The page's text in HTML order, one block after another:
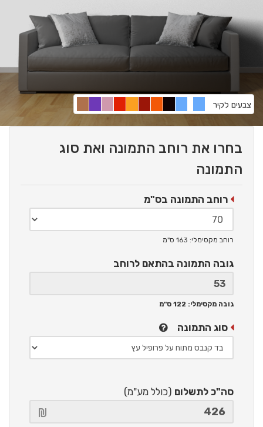
צבעים לקיר
בחרו את רוחב התמונה ואת סוג
התמונה
רוחב התמונה בס"מ
רוחב מקסימלי: 163 ס"מ
גובה התמונה בהתאם לרוחב
גובה מקסימלי: 122 ס"מ
סוג התמונה
סה"כ לתשלום (כולל מע"מ)